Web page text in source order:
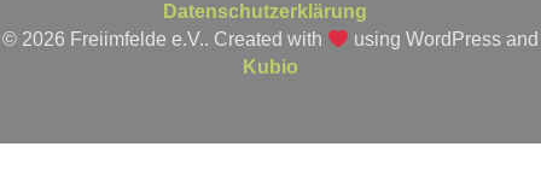
Datenschutzerklärung
© 2026 Freiimfelde e.V.. Created with
using WordPress and
Kubio